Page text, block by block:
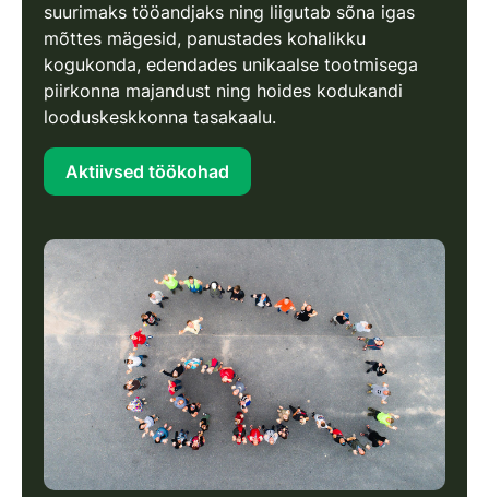
suurimaks tööandjaks ning liigutab sõna igas
mõttes mägesid, panustades kohalikku
kogukonda, edendades unikaalse tootmisega
piirkonna majandust ning hoides kodukandi
looduskeskkonna tasakaalu.
Aktiivsed töökohad